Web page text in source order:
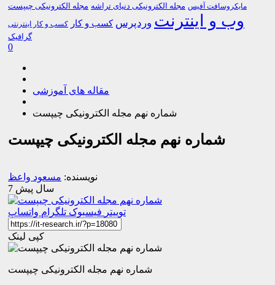
مایکروسافت آفیس مجله الکترونیکی دنیای تراشه مجله الکترونیکی چیپست
وب و اینترنت وردپرس کسب و کار کسب و کار اینترنتی
گرافیک
0
مقاله های آموزشی
شماره نهم مجله الکترونیکی چیپست
شماره نهم مجله الکترونیکی چیپست
نویسنده: مسعود واعظ
7 سال پیش
توییتر فیسبوک تلگرام واتساپ
کپی لینک
شماره نهم مجله الکترونیکی چیپست